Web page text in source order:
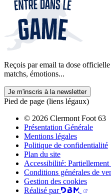
Reçois par email ta dose
matchs, émotions...
Je m'inscris à la newsletter
Pied de page (liens légaux)
© 2026 Clermont Foot 63
Présentation Générale
Mentions légales
Politique de confidentialité
Plan du site
Accessibilité:
Conditions générales de
Gestion des cookies
Réalisé par